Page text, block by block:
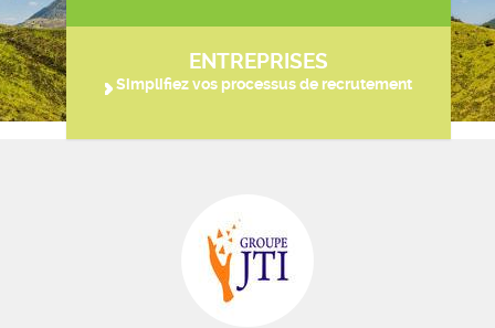
ENTREPRISES
Simplifiez vos processus de recrutement